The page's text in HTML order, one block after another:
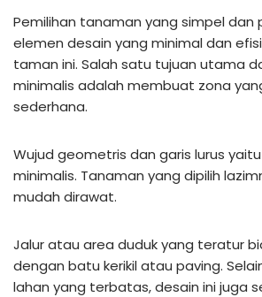
Pemilihan tanaman yang simpel dan
elemen desain yang minimal dan
taman ini. Salah satu tujuan utama
minimalis adalah membuat zona
sederhana.
Wujud geometris dan garis lurus
minimalis. Tanaman yang dipilih
mudah dirawat.
Jalur atau area duduk yang teratur
dengan batu kerikil atau paving.
lahan yang terbatas, desain ini juga